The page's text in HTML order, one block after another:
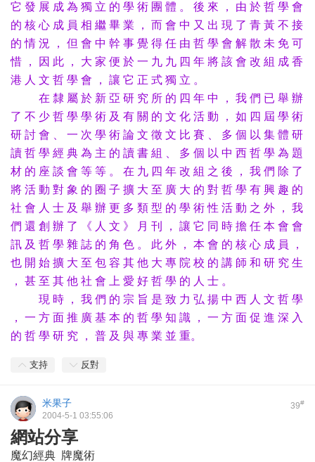
它 發 展 成 為 獨 立 的 學 術 團 體 。 後 來 ， 由 於 哲 學 會
的 核 心 成 員 相 繼 畢 業 ， 而 會 中 又 出 現 了 青 黃 不 接
的 情 況 ， 但 會 中 幹 事 覺 得 任 由 哲 學 會 解 散 未 免 可
惜 ， 因 此 ， 大 家 便 於 一 九 九 四 年 將 該 會 改 組 成 香
港 人 文 哲 學 會 ， 讓 它 正 式 獨 立 。
在 隸 屬 於 新 亞 研 究 所 的 四 年 中 ， 我 們 已 舉 辦
了 不 少 哲 學 學 術 及 有 關 的 文 化 活 動 ， 如 四 屆 學 術
研 討 會 、 一 次 學 術 論 文 徵 文 比 賽 、 多 個 以 集 體 研
讀 哲 學 經 典 為 主 的 讀 書 組 、 多 個 以 中 西 哲 學 為 題
材 的 座 談 會 等 等 。 在 九 四 年 改 組 之 後 ， 我 們 除 了
將 活 動 對 象 的 圈 子 擴 大 至 廣 大 的 對 哲 學 有 興 趣 的
社 會 人 士 及 舉 辦 更 多 類 型 的 學 術 性 活 動 之 外 ， 我
們 還 創 辦 了 《 人 文 》 月 刊 ， 讓 它 同 時 擔 任 本 會 會
訊 及 哲 學 雜 誌 的 角 色 。 此 外 ， 本 會 的 核 心 成 員 ，
也 開 始 擴 大 至 包 容 其 他 大 專 院 校 的 講 師 和 研 究 生
， 甚 至 其 他 社 會 上 愛 好 哲 學 的 人 士 。
現 時 ， 我 們 的 宗 旨 是 致 力 弘 揚 中 西 人 文 哲 學
， 一 方 面 推 廣 基 本 的 哲 學 知 識 ， 一 方 面 促 進 深 入
的 哲 學 研 究 ， 普 及 與 專 業 並 重。
支持 反對
39#
米果子
2004-5-1 03:55:06
網站分享
魔幻經典 牌魔術